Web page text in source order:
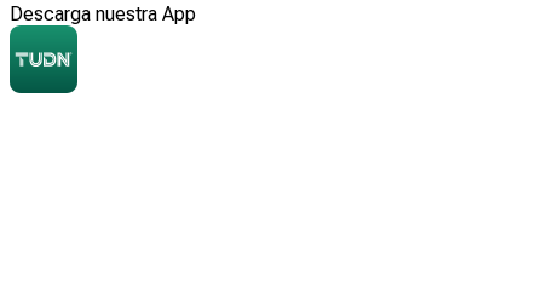
Descarga nuestra App